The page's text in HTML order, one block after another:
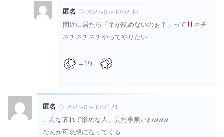
匿名
2023-03-30 02:30
間近に居たら「字が読めないのぉ？」って
ネチ
ネチネチネチやってやりたい
+19
匿名
2023-03-30 01:21
こんな哀れで惨めな人、見た事無いわwww
なんか可哀想になってくる